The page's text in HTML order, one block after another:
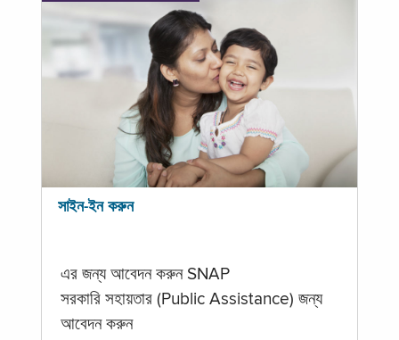
সাইন-ইন করুন
এর জন্য আবেদন করুন SNAP
সরকারি সহায়তার (Public Assistance) জন্য
আবেদন করুন